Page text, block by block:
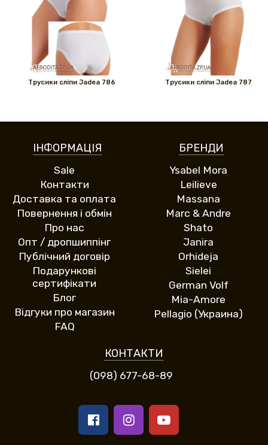
Трусики сліпи Jadea 786 Трусики сліпи Jadea 787
ІНФОРМАЦІЯ
Sale
Контакти
Доставка та оплата
Повернення і обмін
Про нас
Опт / дропшиппінг
Публічний договір
Подарункові
сертифікати
Блог
Відгуки про магазин
FAQ
БРЕНДИ
Ysabel Mora
Leilieve
Massana
Marc & Andre
Shato
Janira
Orhideja
Sielei
German Volf
Mia-Amore
Pellagio (Украина)
КОНТАКТИ
(098) 677-68-89